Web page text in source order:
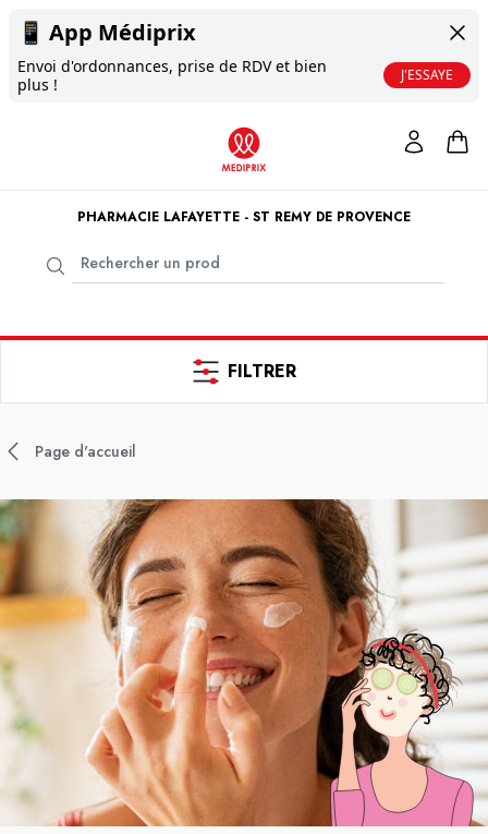
📱 App Médiprix
Envoi d'ordonnances, prise de RDV et bien
plus !
J'ESSAYE
PHARMACIE LAFAYETTE - ST REMY DE PROVENCE
FILTRER
Page d'accueil